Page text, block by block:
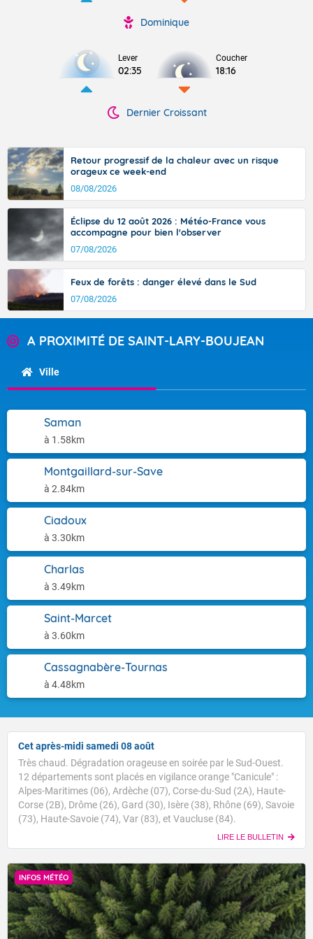
Dominique
Lever
02:35
Coucher
18:16
Dernier Croissant
Retour progressif de la chaleur avec un risque
orageux ce week-end
08/08/2026
Éclipse du 12 août 2026 : Météo-France vous
accompagne pour bien l'observer
07/08/2026
Feux de forêts : danger élevé dans le Sud
07/08/2026
A PROXIMITÉ DE SAINT-LARY-BOUJEAN
Ville
Saman
à 1.58km
Montgaillard-sur-Save
à 2.84km
Ciadoux
à 3.30km
Charlas
à 3.49km
Saint-Marcet
à 3.60km
Cassagnabère-Tournas
à 4.48km
Cet après-midi samedi 08 août
Très chaud. Dégradation orageuse en soirée par le Sud-Ouest.
12 départements sont placés en vigilance orange "Canicule" :
Alpes-Maritimes (06), Ardèche (07), Corse-du-Sud (2A), Haute-
Corse (2B), Drôme (26), Gard (30), Isère (38), Rhône (69), Savoie
(73), Haute-Savoie (74), Var (83), et Vaucluse (84).
LIRE LE BULLETIN
INFOS MÉTÉO